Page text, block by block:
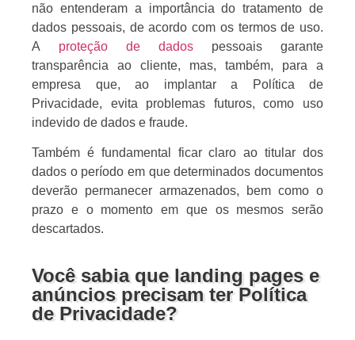
não entenderam a importância do tratamento de
dados pessoais, de acordo com os termos de uso.
A proteção de dados pessoais garante
transparência ao cliente, mas, também, para a
empresa que, ao implantar a Política de
Privacidade, evita problemas futuros, como uso
indevido de dados e fraude.
Também é fundamental ficar claro ao titular dos
dados o período em que determinados documentos
deverão permanecer armazenados, bem como o
prazo e o momento em que os mesmos serão
descartados.
Você sabia que landing pages e
anúncios precisam ter Política
de Privacidade?